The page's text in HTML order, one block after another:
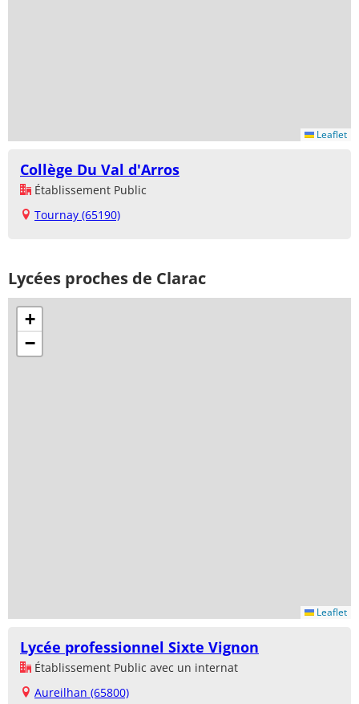
Leaflet
Collège Du Val d'Arros
Établissement Public
Tournay (65190)
Lycées proches de Clarac
+
−
Leaflet
Lycée professionnel Sixte Vignon
Établissement Public avec un internat
Aureilhan (65800)